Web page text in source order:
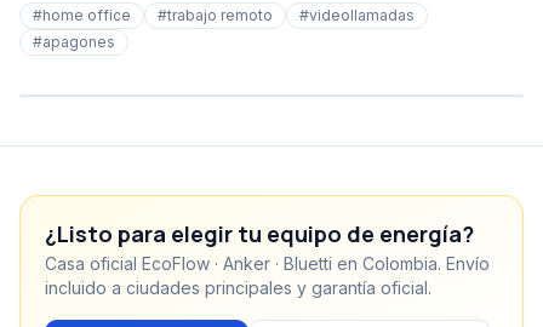
#home office #trabajo remoto #videollamadas
#apagones
¿Listo para elegir tu equipo de energía?
Casa oficial EcoFlow · Anker · Bluetti en Colombia. Envío
incluido a ciudades principales y garantía oficial.